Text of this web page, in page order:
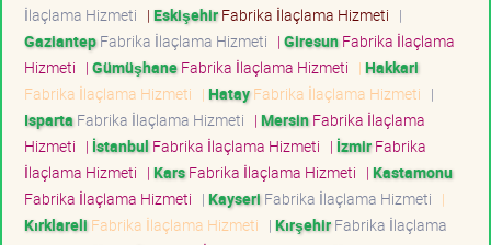
İlaçlama Hizmeti | EskişehirFabrika İlaçlama Hizmeti |
GaziantepFabrika İlaçlama Hizmeti | GiresunFabrika İlaçlama
Hizmeti | GümüşhaneFabrika İlaçlama Hizmeti | Hakkari
Fabrika İlaçlama Hizmeti | HatayFabrika İlaçlama Hizmeti |
Isparta Fabrika İlaçlama Hizmeti | MersinFabrika İlaçlama
Hizmeti | İstanbul Fabrika İlaçlama Hizmeti | İzmirFabrika
İlaçlama Hizmeti | KarsFabrika İlaçlama Hizmeti | Kastamonu
Fabrika İlaçlama Hizmeti | Kayseri Fabrika İlaçlama Hizmeti |
Kırklareli Fabrika İlaçlama Hizmeti | KırşehirFabrika İlaçlama